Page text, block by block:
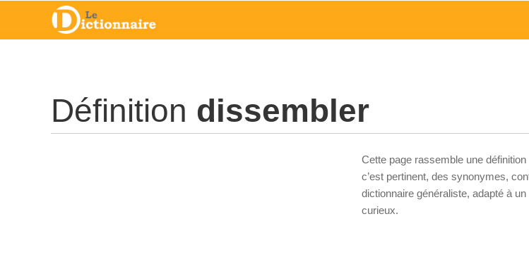
Définition dissembler
Cette page rassemble une
c’est pertinent, des synonymes,
dictionnaire généraliste, adapté à
curieux.